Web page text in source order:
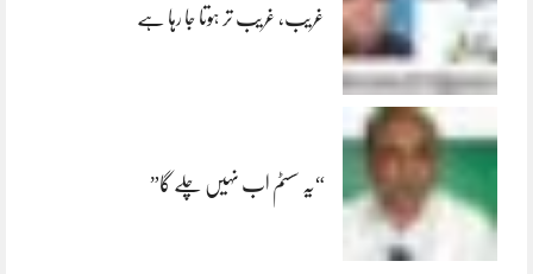
غریب، غریب تر ہوتا جا رہا ہے
“یہ سسٹم اب نہیں چلے گا”